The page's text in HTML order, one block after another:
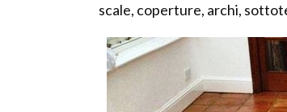
scale, coperture, archi,